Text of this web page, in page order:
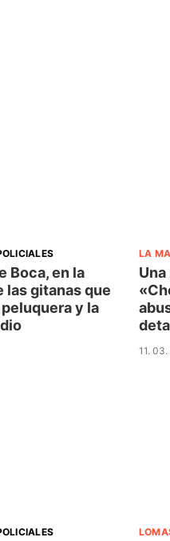
Boca, en la
las gitanas que
y la
LA
11.